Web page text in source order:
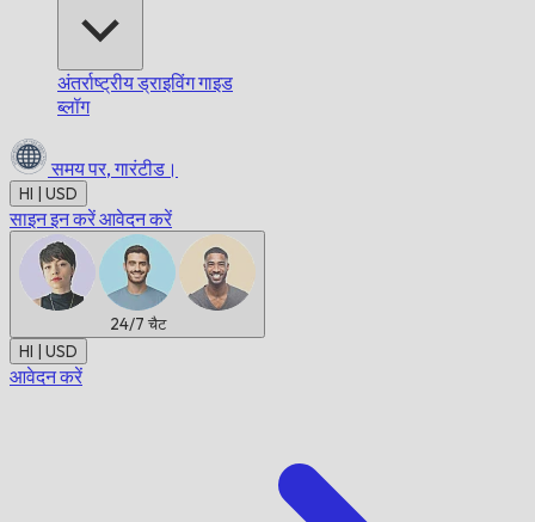
अंतर्राष्ट्रीय ड्राइविंग गाइड
ब्लॉग
समय पर, गारंटीड।
HI | USD
साइन इन करेंआवेदन करें
24/7 चैट
HI | USD
आवेदन करें